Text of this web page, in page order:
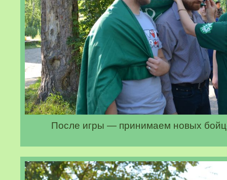
После игры — принимаем новых